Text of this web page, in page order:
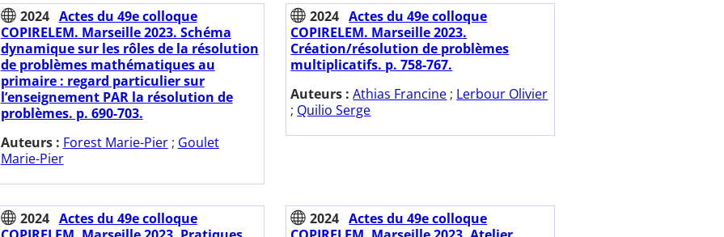
2024 Actes du 49e colloque
COPIRELEM. Marseille 2023. Schéma
dynamique sur les rôles de la résolution
de problèmes mathématiques au
primaire : regard particulier sur
l’enseignement PAR la résolution de
problèmes. p. 690-703.
Auteurs : Forest Marie-Pier; Goulet
Marie-Pier
2024 Actes du 49e colloque
COPIRELEM. Marseille 2023.
Création/résolution de problèmes
multiplicatifs. p. 758-767.
Auteurs :Athias Francine ; Lerbour Olivier
; Quilio Serge
2024 Actes du 49e colloque
2024 Actes du 49e colloque